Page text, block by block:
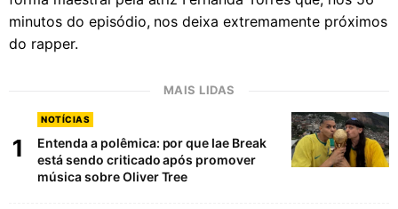
minutos do episódio, nos deixa extremamente próximos
do rapper.
MAIS LIDAS
1
NOTÍCIAS
Entenda a polêmica: por que Iae Break
está sendo criticado após promover
música sobre Oliver Tree